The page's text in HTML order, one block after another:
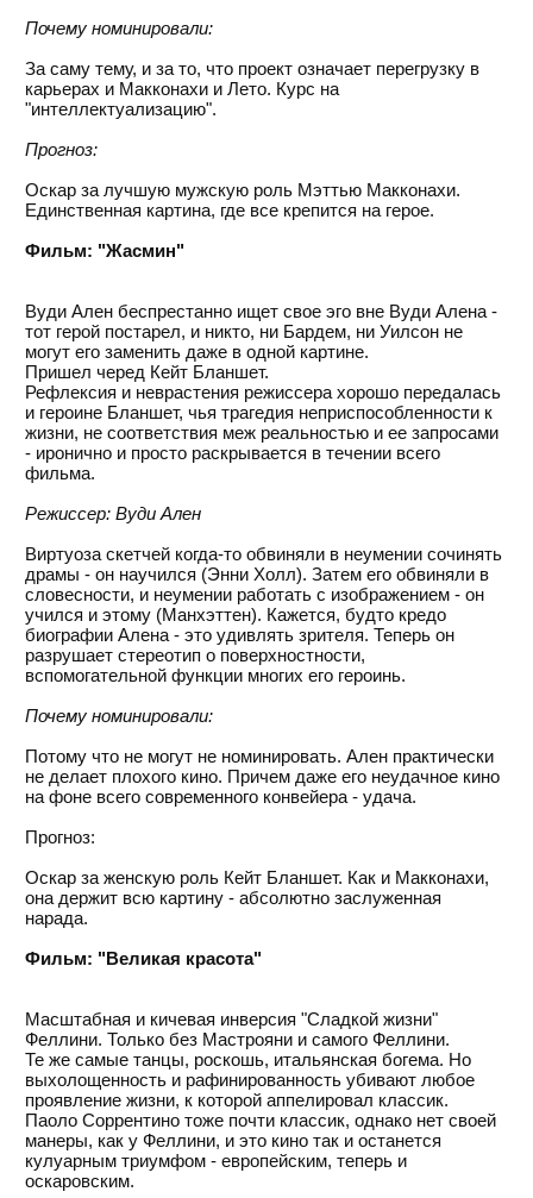
Почему номинировали:
За саму тему, и за то, что проект означает перегрузку в
карьерах и Макконахи и Лето. Курс на
"интеллектуализацию".
Прогноз:
Оскар за лучшую мужскую роль Мэттью Макконахи.
Единственная картина, где все крепится на герое.
Фильм: "Жасмин"
Вуди Ален беспрестанно ищет свое эго вне Вуди Алена -
тот герой постарел, и никто, ни Бардем, ни Уилсон не
могут его заменить даже в одной картине.
Пришел черед Кейт Бланшет.
Рефлексия и неврастения режиссера хорошо передалась
и героине Бланшет, чья трагедия неприспособленности к
жизни, не соответствия меж реальностью и ее запросами
- иронично и просто раскрывается в течении всего
фильма.
Режиссер: Вуди Ален
Виртуоза скетчей когда-то обвиняли в неумении сочинять
драмы - он научился (Энни Холл). Затем его обвиняли в
словесности, и неумении работать с изображением - он
учился и этому (Манхэттен). Кажется, будто кредо
биографии Алена - это удивлять зрителя. Теперь он
разрушает стереотип о поверхностности,
вспомогательной функции многих его героинь.
Почему номинировали:
Потому что не могут не номинировать. Ален практически
не делает плохого кино. Причем даже его неудачное кино
на фоне всего современного конвейера - удача.
Прогноз:
Оскар за женскую роль Кейт Бланшет. Как и Макконахи,
она держит всю картину - абсолютно заслуженная
нарада.
Фильм: "Великая красота"
Масштабная и кичевая инверсия "Сладкой жизни"
Феллини. Только без Мастрояни и самого Феллини.
Те же самые танцы, роскошь, итальянская богема. Но
выхолощенность и рафинированность убивают любое
проявление жизни, к которой аппелировал классик.
Паоло Соррентино тоже почти классик, однако нет своей
манеры, как у Феллини, и это кино так и останется
кулуарным триумфом - европейским, теперь и
оскаровским.